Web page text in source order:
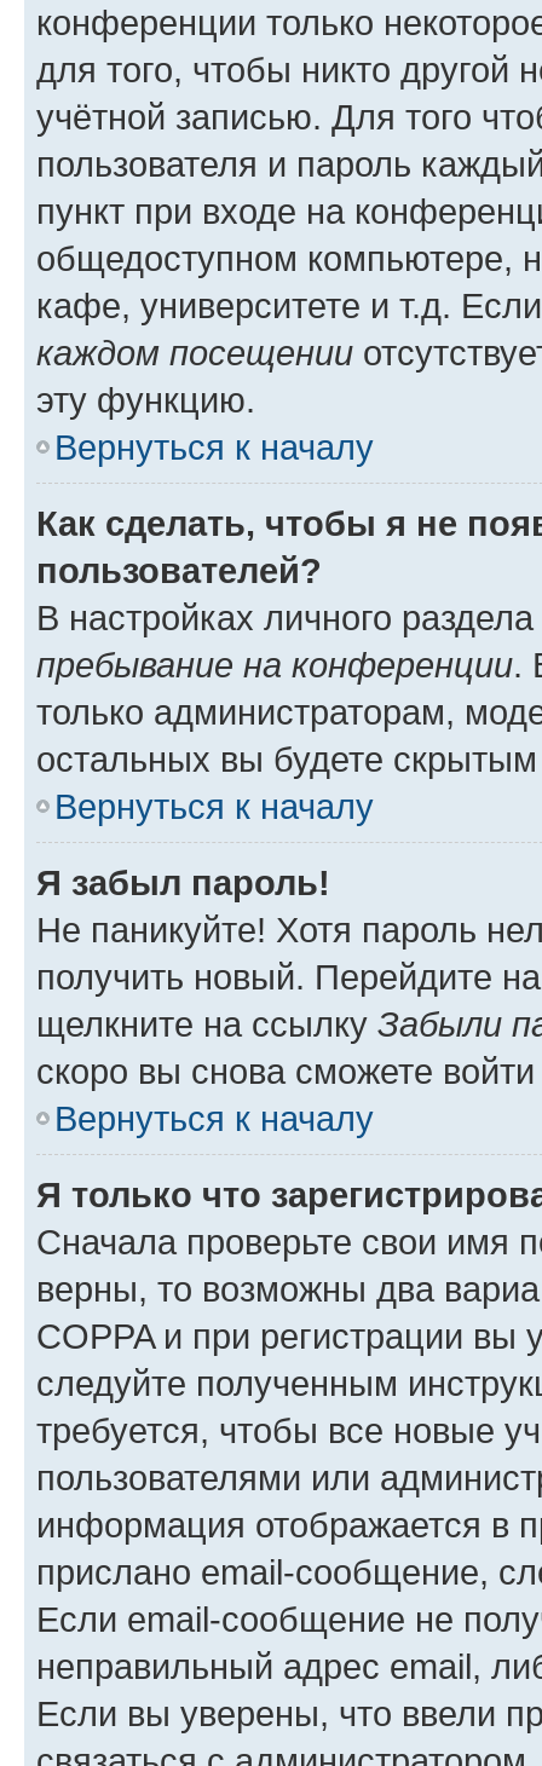
конференции только
для того, чтобы никто другой
учётной записью. Для того
пользователя и пароль
пункт при входе на
общедоступном компьютере,
кафе, университете и т.д.
каждом посещении
эту функцию.
Вернуться к началу
Как сделать, чтобы я не
пользователей?
В настройках личного
пребывание на конференции.
только администраторам,
остальных вы будете
Вернуться к началу
Я забыл пароль!
Не паникуйте! Хотя пароль
получить новый. Перейдите
щелкните на ссылку Забыли
скоро вы снова сможете
Вернуться к началу
Я только что
Сначала проверьте свои имя
верны, то возможны два
COPPA и при регистрации вы
следуйте полученным
требуется, чтобы все новые
пользователями или
информация отображается в
прислано email-сообщение,
Если email-сообщение не
неправильный адрес email,
Если вы уверены, что ввели